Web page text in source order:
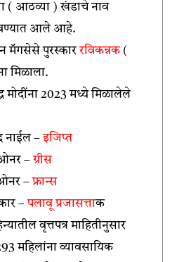
( आठव्या ) खंडाचे नाव
आले आहे.
मॅगसेसे पुरस्काररविकन्नक(
मिळाला.
मोदींना 2023 मध्ये मिळालेले
नाईल –इजिप्त
–ग्रीस
–फ्रान्स
–पलावू प्रजासत्ताक
वृत्तपत्र माहितीनुसार
महिलांना व्यावसायिक